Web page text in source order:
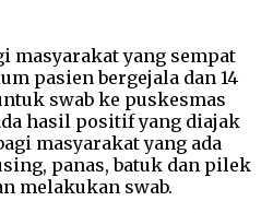
masyarakat yang sempat
pasien bergejala dan 14
swab ke puskesmas
hasil positif yang diajak
masyarakat yang ada
panas, batuk dan pilek
melakukan swab.